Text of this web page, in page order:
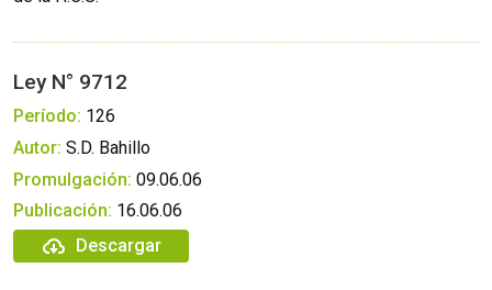
Ley N° 9712
Período: 126
Autor: S.D. Bahillo
Promulgación: 09.06.06
Publicación: 16.06.06
Descargar